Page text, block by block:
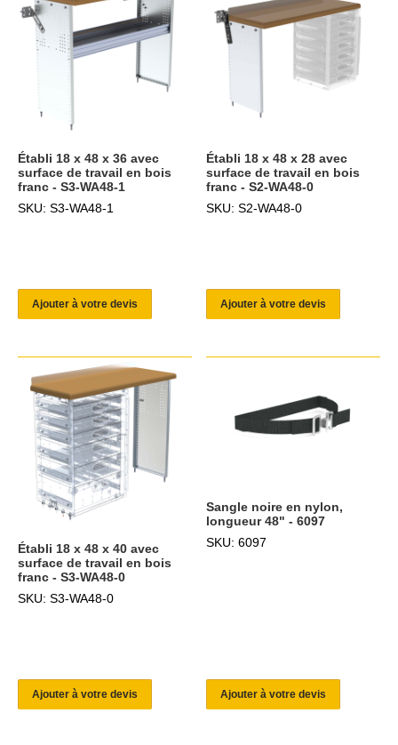
Établi 18 x 48 x 36 avec
surface de travail en bois
franc - S3-WA48-1
SKU: S3-WA48-1
Ajouter à votre devis
Établi 18 x 48 x 28 avec
surface de travail en bois
franc - S2-WA48-0
SKU: S2-WA48-0
Ajouter à votre devis
Établi 18 x 48 x 40 avec
surface de travail en bois
franc - S3-WA48-0
SKU: S3-WA48-0
Ajouter à votre devis
Sangle noire en nylon,
longueur 48" - 6097
SKU: 6097
Ajouter à votre devis